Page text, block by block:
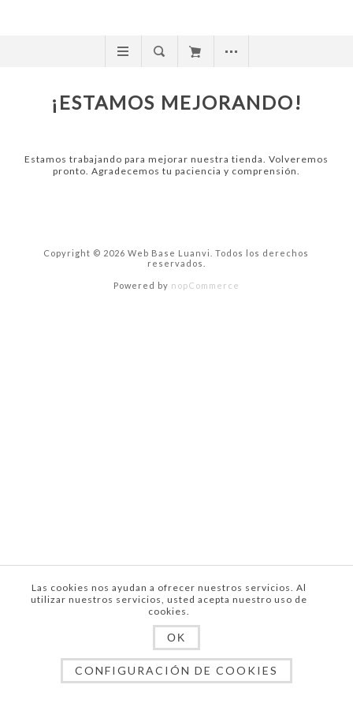
¡ESTAMOS MEJORANDO!
Estamos trabajando para mejorar nuestra tienda. Volveremos
pronto. Agradecemos tu paciencia y comprensión.
Copyright © 2026 Web Base Luanvi. Todos los derechos
reservados.
Powered by nopCommerce
Las cookies nos ayudan a ofrecer nuestros servicios. Al
utilizar nuestros servicios, usted acepta nuestro uso de
cookies.
OK
CONFIGURACIÓN DE COOKIES